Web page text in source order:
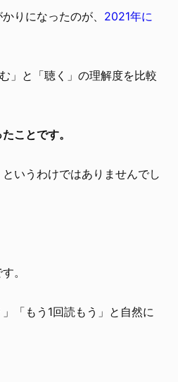
りになったのが、 2021年に
」と「聴く」の理解度を比較
ことです。
いうわけではありませんでし
。
「もう1回読もう」と自然に